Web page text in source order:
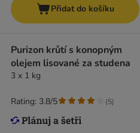
Přidat do košíku
Purizon krůtí s konopným
olejem lisované za studena
3 x 1 kg
Rating: 3.8/5 (5)